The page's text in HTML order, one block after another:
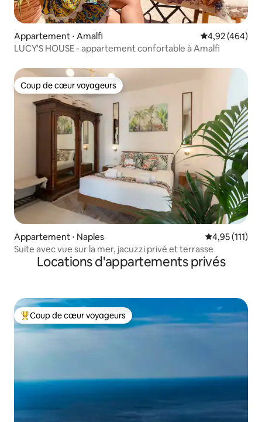
Appartement ⋅ Amalfi Évaluation
4,92 (464)
LUCY'S HOUSE - appartement confortable à Amalfi
Coup de cœur voyageurs
Coup de cœur voyageurs
Appartement ⋅ Naples Évaluation
4,95 (111)
Suite avec vue sur la mer, jacuzzi privé et terrasse
Locations d'appartements privés
Coups de cœur voyageurs les plus appréciés
Coup de cœur voyageurs